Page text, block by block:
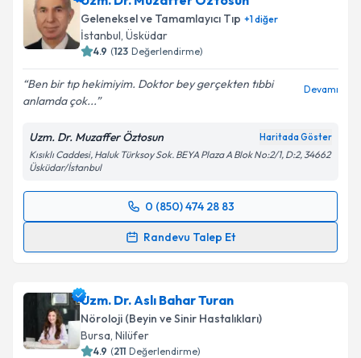
bilgilendireceğiz.
E-posta Adresiniz
Kişisel verilerimin işlenmesine ilişkin
Metni'ni okudum ve kişisel verilerimin belirtilen
kapsamda işlenmesini kabul ediyorum.
Takvim Talebini Gönder
Geleneksel ve Tamamlayıcı Tıp +1diğer
İstanbul, Üsküdar
4.9 (123 Değerlendirme)
Ben bir tıp hekimiyim. Doktor bey gerçekten tıbbi
anlamda çok...
Devamı
Uzm. Dr. Muzaffer Öztosun Haritada Göster
Kısıklı Caddesi, Haluk Türksoy Sok. BEYA Plaza A Blok No:2/1, D:2, 34662
Üsküdar/İstanbul
0 (850) 474 28 83
Randevu Talep Et
Randevu Takvimi Talebi
için bir takvim hazırlandığında e-posta ile
bilgilendireceğiz.
E-posta Adresiniz
Uzm. Dr. Aslı Bahar Turan
Nöroloji (Beyin ve Sinir Hastalıkları)
Bursa, Nilüfer
4.9 (211 Değerlendirme)